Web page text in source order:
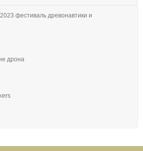
фестиваль древонавтики и
дрона